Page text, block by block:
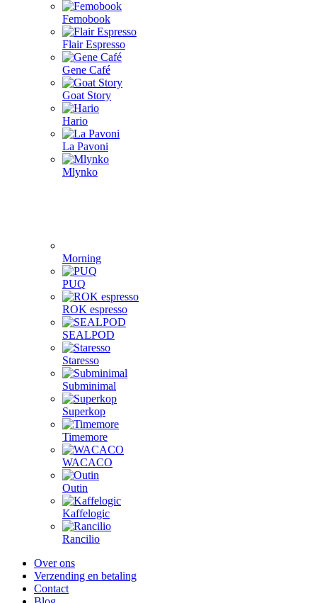
Femobook
Flair Espresso
Gene Café
Goat Story
Hario
La Pavoni
Mlynko
Morning
PUQ
ROK espresso
SEALPOD
Staresso
Subminimal
Superkop
Timemore
WACACO
Outin
Kaffelogic
Rancilio
Over ons
Verzending en betaling
Contact